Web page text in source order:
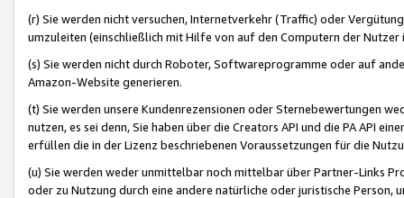
(r) Sie werden nicht versuchen, Internetverkehr (Traffic) oder
umzuleiten (einschließlich mit Hilfe von auf den Computern der
(s) Sie werden nicht durch Roboter, Softwareprogramme oder auf
Amazon-Website generieren.
(t) Sie werden unsere Kundenrezensionen oder Sternebewertungen
nutzen, es sei denn, Sie haben über die Creators API und die PA API
erfüllen die in der Lizenz beschriebenen Voraussetzungen für die
(u) Sie werden weder unmittelbar noch mittelbar über Partner-Links
oder zu Nutzung durch eine andere natürliche oder juristische